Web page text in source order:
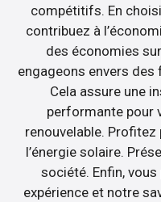
compétitifs. En
contribuez à
des économies
engageons envers
Cela assure une
performante pour
renouvelable.
l’énergie solaire.
société. Enfin,
expérience et notre